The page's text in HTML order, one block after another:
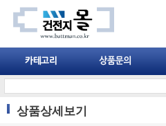
상품상세보기